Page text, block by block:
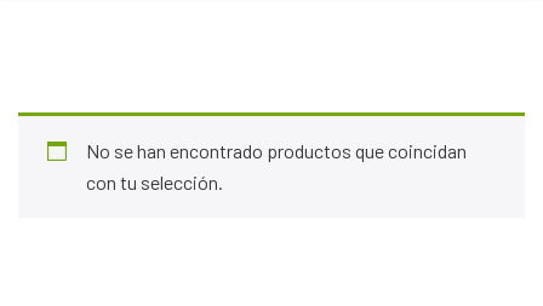
No se han encontrado productos que coincidan
con tu selección.